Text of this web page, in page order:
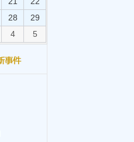
28
29
4 5